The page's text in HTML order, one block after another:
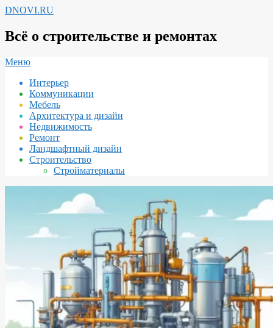
Перейти
содержимому
DNOVI.RU
Всё о строительстве и ремонтах
Вторичное
навигации
Меню
Интерьер
Коммуникации
Мебель
Архитектура и дизайн
Недвижимость
Ремонт
Ландшафтный дизайн
Строительство
Стройматериалы